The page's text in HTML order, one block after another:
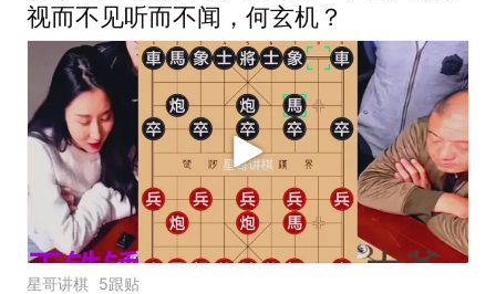
视而不见听而不闻，何玄机？
星哥讲棋 5跟贴